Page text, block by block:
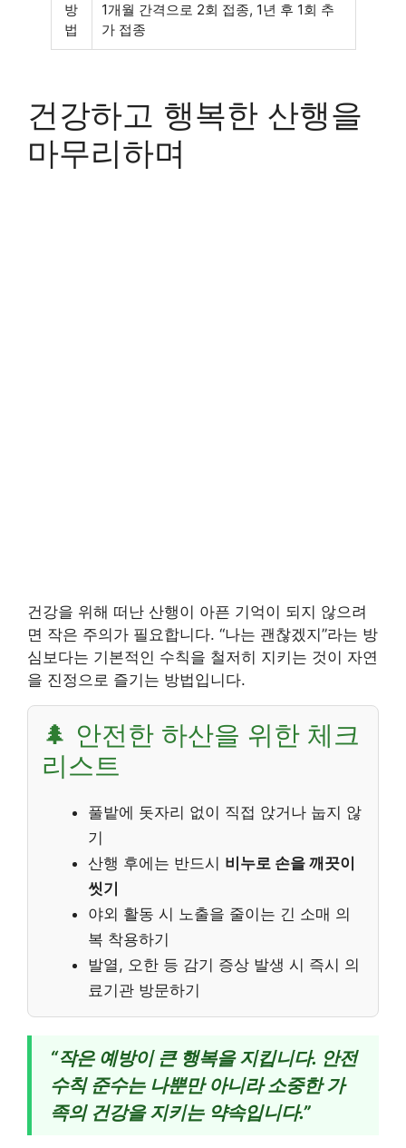
방
법
1개월 간격으로 2회 접종, 1년 후 1회 추
가 접종
건강하고 행복한 산행을
마무리하며
건강을 위해 떠난 산행이 아픈 기억이 되지 않으려
면 작은 주의가 필요합니다. “나는 괜찮겠지”라는 방
심보다는 기본적인 수칙을 철저히 지키는 것이 자연
을 진정으로 즐기는 방법입니다.
🌲 안전한 하산을 위한 체크
리스트
풀밭에 돗자리 없이 직접 앉거나 눕지 않
기
산행 후에는 반드시 비누로 손을 깨끗이
씻기
야외 활동 시 노출을 줄이는 긴 소매 의
복 착용하기
발열, 오한 등 감기 증상 발생 시 즉시 의
료기관 방문하기
“작은 예방이 큰 행복을 지킵니다. 안전
수칙 준수는 나뿐만 아니라 소중한 가
족의 건강을 지키는 약속입니다.”